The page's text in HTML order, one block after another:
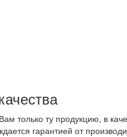
только ту продукцию, в
гарантией от